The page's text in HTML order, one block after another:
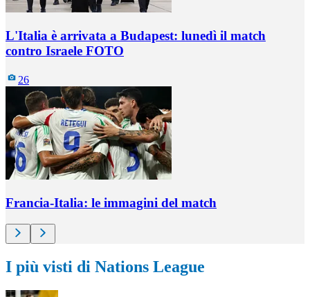
L'Italia è arrivata a Budapest: lunedì il match
contro Israele FOTO
26
Francia-Italia: le immagini del match
I più visti di Nations League